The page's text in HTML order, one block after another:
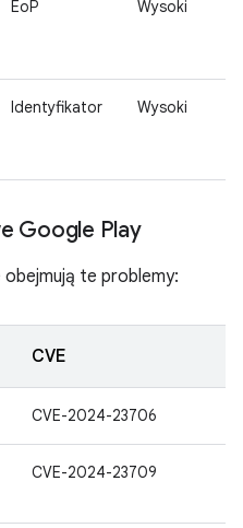
EoP Wysoki
Identyfikator Wysoki
Google Play
te problemy:
CVE
CVE-2024-23706
CVE-2024-23709